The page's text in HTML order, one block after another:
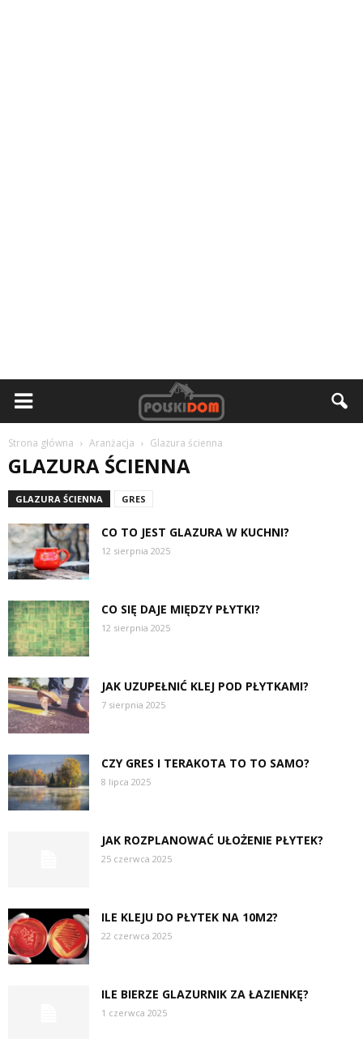
Strona główna Aranżacja Glazura ścienna
GLAZURA ŚCIENNA
GLAZURA ŚCIENNA GRES
CO TO JEST GLAZURA W KUCHNI?
12 sierpnia 2025
CO SIĘ DAJE MIĘDZY PŁYTKI?
12 sierpnia 2025
JAK UZUPEŁNIĆ KLEJ POD PŁYTKAMI?
7 sierpnia 2025
CZY GRES I TERAKOTA TO TO SAMO?
8 lipca 2025
JAK ROZPLANOWAĆ UŁOŻENIE PŁYTEK?
25 czerwca 2025
ILE KLEJU DO PŁYTEK NA 10M2?
22 czerwca 2025
ILE BIERZE GLAZURNIK ZA ŁAZIENKĘ?
1 czerwca 2025